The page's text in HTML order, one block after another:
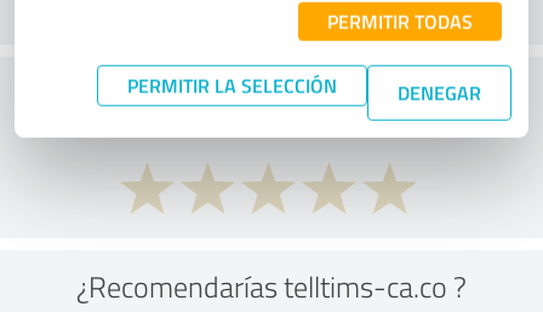
PERMITIR TODAS
PERMITIR LA SELECCIÓN DENEGAR
¿Qué te parece la relación calidad-precio?
¿Recomendarías telltims-ca.co ?